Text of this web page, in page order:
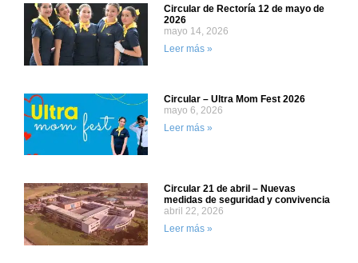
Circular de Rectoría 12 de mayo de
2026
mayo 14, 2026
Leer más »
Circular – Ultra Mom Fest 2026
mayo 6, 2026
Leer más »
Circular 21 de abril – Nuevas
medidas de seguridad y convivencia
abril 22, 2026
Leer más »